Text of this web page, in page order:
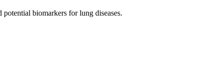
biomarkers for lung diseases.